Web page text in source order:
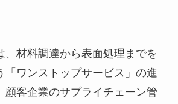
、材料調達から表面処理までを
「ワンストップサービス」の進
顧客企業のサプライチェーン管